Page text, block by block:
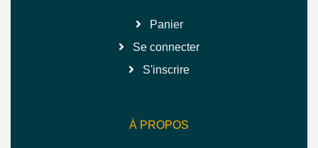
Panier
Se connecter
S'inscrire
À PROPOS